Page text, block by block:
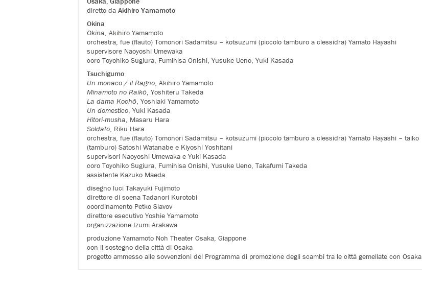
diretto daAkihiro Yamamoto
Okina
Okina,Akihiro Yamamoto
orchestra, fue (flauto) Tomonori Sadamitsu – kotsuzumi (piccolo tamburo a clessidra) Yamato Hayashi
supervisore Naoyoshi Umewaka
coro Toyohiko Sugiura, Fumihisa Onishi, Yusuke Ueno, Yuki Kasada
Tsuchigumo
Un monaco / il Ragno, Akihiro Yamamoto
Minamoto no Raikō, Yoshiteru Takeda
La dama Kochō, Yoshiaki Yamamoto
Un domestico, Yuki Kasada
Hitori-musha, Masaru Hara
Soldato, Riku Hara
orchestra, fue (flauto) Tomonori Sadamitsu – kotsuzumi (piccolo tamburo a clessidra) Yamato Hayashi – taiko
(tamburo) Satoshi Watanabe e Kiyoshi Yoshitani
supervisori Naoyoshi Umewaka e Yuki Kasada
coro Toyohiko Sugiura, Fumihisa Onishi, Yusuke Ueno, Takafumi Takeda
assistente Kazuko Maeda
disegno luci Takayuki Fujimoto
direttore di scena Tadanori Kurotobi
coordinamento Petko Slavov
direttore esecutivo Yoshie Yamamoto
organizzazione Izumi Arakawa
produzione Yamamoto Noh Theater Osaka, Giappone
con il sostegno della città di Osaka
progetto ammesso alle sovvenzioni del Programma di promozione degli scambi tra le città gemellate con Osaka